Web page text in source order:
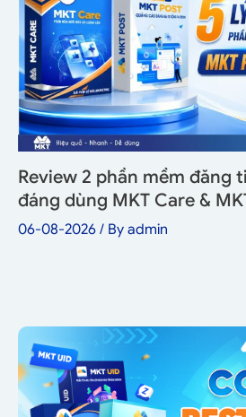
Review 2 phần mềm đăng
đáng dùng MKT Care &
06-08-2026 / By admin